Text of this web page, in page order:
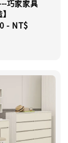
巧家家具
- NT$